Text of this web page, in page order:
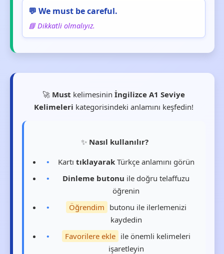
💬 We must be careful.
📘 Dikkatli olmalıyız.
🚀 Must kelimesininİngilizce A1 Seviye
Kelimeleri kategorisindeki anlamını keşfedin!
✨ Nasıl kullanılır?
Kartı tıklayarakTürkçe anlamını görün
Dinleme butonu ile doğru telaffuzu
öğrenin
Öğrendim butonu ile ilerlemenizi
kaydedin
Favorilere ekle ile önemli kelimeleri
işaretleyin